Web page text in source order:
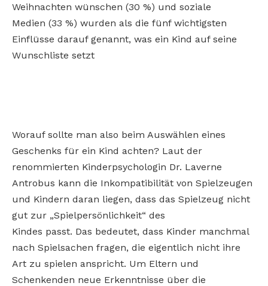
Weihnachten wünschen (30 %) und soziale
Medien (33 %) wurden als die fünf wichtigsten
Einflüsse darauf genannt, was ein Kind auf seine
Wunschliste setzt
Worauf sollte man also beim Auswählen eines
Geschenks für ein Kind achten? Laut der
renommierten Kinderpsychologin Dr. Laverne
Antrobus kann die Inkompatibilität von Spielzeugen
und Kindern daran liegen, dass das Spielzeug nicht
gut zur „Spielpersönlichkeit“ des
Kindes passt. Das bedeutet, dass Kinder manchmal
nach Spielsachen fragen, die eigentlich nicht ihre
Art zu spielen anspricht. Um Eltern und
Schenkenden neue Erkenntnisse über die